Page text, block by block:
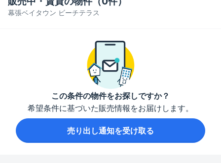
幕張ベイタウン ビーチテラス
この条件の物件をお探しですか？
希望条件に基づいた販売情報をお届けします。
売り出し通知を受け取る